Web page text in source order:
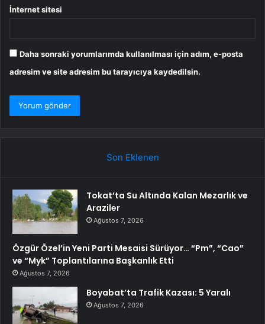
İnternet sitesi
Daha sonraki yorumlarımda kullanılması için adım, e-posta
adresim ve site adresim bu tarayıcıya kaydedilsin.
Son Eklenen
Tokat’ta Su Altında Kalan Mezarlık ve
Araziler
Ağustos 7, 2026
Özgür Özel’in Yeni Parti Mesaisi Sürüyor… “Pm”, “Cao”
ve “Myk” Toplantılarına Başkanlık Etti
Ağustos 7, 2026
Boyabat’ta Trafik Kazası: 5 Yaralı
Ağustos 7, 2026